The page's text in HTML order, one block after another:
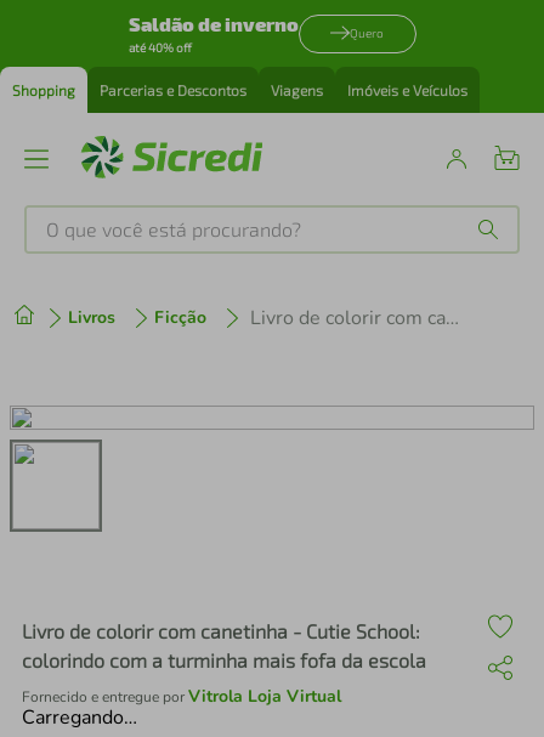
Saldão de inverno
até 40% off
Quero
Shopping Parcerias e Descontos Viagens Imóveis e Veículos
O que você está procurando?
Livros Ficção Livro de colorir com canetinha - Cutie School: colorindo com a turminha mais fofa da escola
Livro de colorir com canetinha - Cutie School:
colorindo com a turminha mais fofa da escola
Fornecido e entregue porVitrola Loja Virtual
Carregando…
2º cafeteira